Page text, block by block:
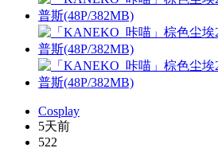
Cosplay
5天前
522